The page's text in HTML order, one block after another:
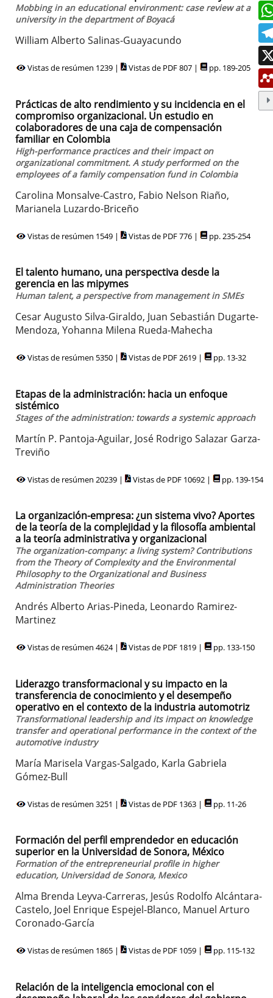
Mobbing in an educational environment: case review at a
university in the department of Boyacá
William Alberto Salinas-Guayacundo
Vistas de resúmen 1239 | Vistas de PDF 807 | pp. 189-205
Prácticas de alto rendimiento y su incidencia en el
compromiso organizacional. Un estudio en
colaboradores de una caja de compensación
familiar en Colombia
High-performance practices and their impact on
organizational commitment. A study performed on the
employees of a family compensation fund in Colombia
Carolina Monsalve-Castro, Fabio Nelson Riaño,
Marianela Luzardo-Briceño
Vistas de resúmen 1549 | Vistas de PDF 776 | pp. 235-254
El talento humano, una perspectiva desde la
gerencia en las mipymes
Human talent, a perspective from management in SMEs
Cesar Augusto Silva-Giraldo, Juan Sebastián Dugarte-
Mendoza, Yohanna Milena Rueda-Mahecha
Vistas de resúmen 5350 | Vistas de PDF 2619 | pp. 13-32
Etapas de la administración: hacia un enfoque
sistémico
Stages of the administration: towards a systemic approach
Martín P. Pantoja-Aguilar, José Rodrigo Salazar Garza-
Treviño
Vistas de resúmen 20239 | Vistas de PDF 10692 | pp. 139-154
La organización-empresa: ¿un sistema vivo? Aportes
de la teoría de la complejidad y la filosofía ambiental
a la teoría administrativa y organizacional
The organization-company: a living system? Contributions
from the Theory of Complexity and the Environmental
Philosophy to the Organizational and Business
Administration Theories
Andrés Alberto Arias-Pineda, Leonardo Ramirez-
Martinez
Vistas de resúmen 4624 | Vistas de PDF 1819 | pp. 133-150
Liderazgo transformacional y su impacto en la
transferencia de conocimiento y el desempeño
operativo en el contexto de la industria automotriz
Transformational leadership and its impact on knowledge
transfer and operational performance in the context of the
automotive industry
María Marisela Vargas-Salgado, Karla Gabriela
Gómez-Bull
Vistas de resúmen 3251 | Vistas de PDF 1363 | pp. 11-26
Formación del perfil emprendedor en educación
superior en la Universidad de Sonora, México
Formation of the entrepreneurial profile in higher
education, Universidad de Sonora, Mexico
Alma Brenda Leyva-Carreras, Jesús Rodolfo Alcántara-
Castelo, Joel Enrique Espejel-Blanco, Manuel Arturo
Coronado-García
Vistas de resúmen 1865 | Vistas de PDF 1059 | pp. 115-132
Relación de la inteligencia emocional con el